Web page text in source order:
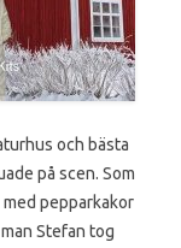
och bästa
på scen. Som
pepparkakor
Stefan tog